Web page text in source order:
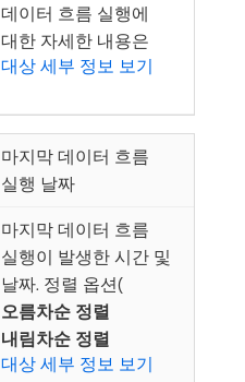
데이터 흐름 실행에
대한 자세한 내용은
대상 세부 정보 보기
마지막 데이터 흐름
실행 날짜
마지막 데이터 흐름
실행이 발생한 시간 및
날짜. 정렬 옵션(
오름차순 정렬
내림차순 정렬
대상 세부 정보 보기